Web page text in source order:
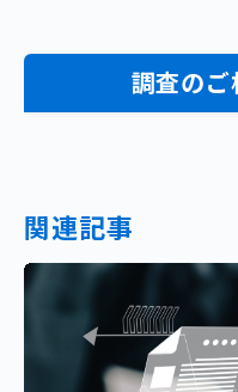
調査の
関連記事